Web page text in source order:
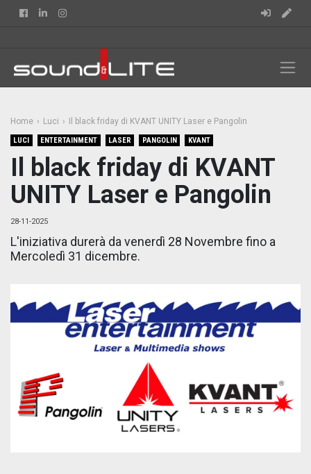
FacebookLinkedin
Home Luci Il black friday di KVANT UNITY Laser e Pangolin
LUCI ENTERTAINMENT LASER PANGOLIN KVANT
Il black friday di KVANT
UNITY Laser e Pangolin
28-11-2025
L'iniziativa durerà da venerdì 28 Novembre fino a
Mercoledì 31 dicembre.